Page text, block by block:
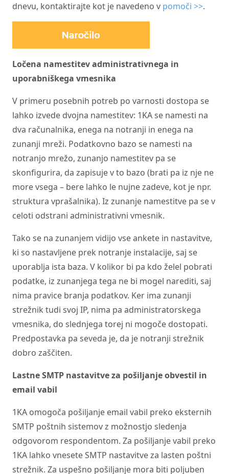
dnevu, kontaktirajte kot je navedeno v pomoči >>.
Ločena namestitev administrativnega in
uporabniškega vmesnika
V primeru posebnih potreb po varnosti dostopa se
lahko izvede dvojna namestitev: 1KA se namesti na
dva računalnika, enega na notranji in enega na
zunanji mreži. Podatkovno bazo se namesti na
notranjo mrežo, zunanjo namestitev pa se
skonfigurira, da zapisuje v to bazo (brati pa iz nje ne
more vsega – bere lahko le nujne zadeve, kot je npr.
struktura vprašalnika). Iz zunanje namestitve pa se v
celoti odstrani administrativni vmesnik.
Tako se na zunanjem vidijo vse ankete in nastavitve,
ki so nastavljene prek notranje instalacije, saj se
uporablja ista baza. V kolikor bi pa kdo želel pobrati
podatke, iz zunanjega tega ne bi mogel narediti, saj
nima pravice branja podatkov. Ker ima zunanji
strežnik tudi svoj IP, nima pa administratorskega
vmesnika, do slednjega torej ni mogoče dostopati.
Predpostavka pa seveda je, da je notranji strežnik
dobro zaščiten.
Lastne SMTP nastavitve za pošiljanje obvestil in
email vabil
1KA omogoča pošiljanje email vabil preko eksternih
SMTP poštnih sistemov z možnostjo sledenja
odgovorom respondentom. Za pošiljanje vabil preko
1KA lahko vnesete SMTP nastavitve za lasten poštni
strežnik. Za uspešno pošiljanje mora biti poljuben